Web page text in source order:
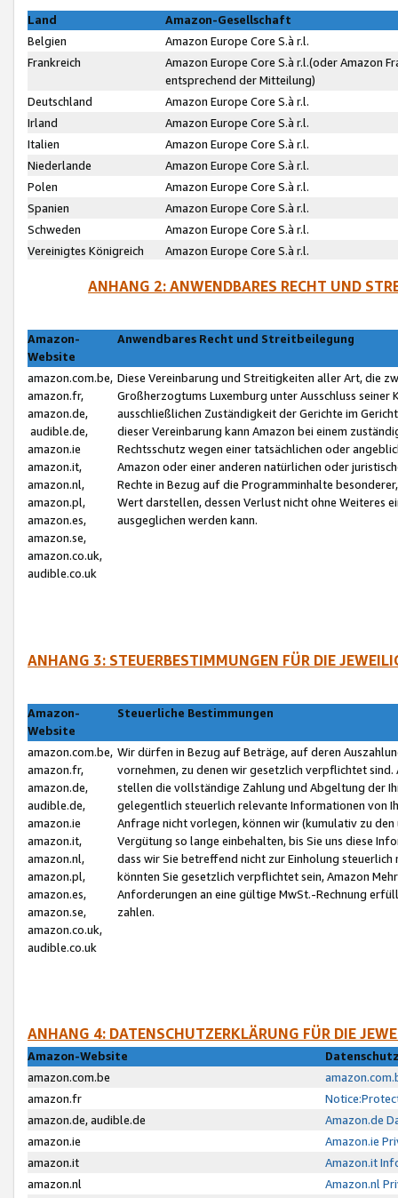
Land
Amazon-Gesellschaft
Belgien
Amazon Europe Core S.à r.l.
Frankreich
Amazon Europe Core S.à r.l.(oder Amazon
entsprechend der Mitteilung)
Deutschland
Amazon Europe Core S.à r.l.
Irland
Amazon Europe Core S.à r.l.
Italien
Amazon Europe Core S.à r.l.
Niederlande
Amazon Europe Core S.à r.l.
Polen
Amazon Europe Core S.à r.l.
Spanien
Amazon Europe Core S.à r.l.
Schweden
Amazon Europe Core S.à r.l.
Vereinigtes Königreich
Amazon Europe Core S.à r.l.
ANHANG 2: ANWENDBARES RECHT UND
Amazon-
Website
Anwendbares Recht und Streitbeilegung
amazon.com.be,
amazon.fr,
amazon.de,
audible.de,
amazon.ie
amazon.it,
amazon.nl,
amazon.pl,
amazon.es,
amazon.se,
amazon.co.uk,
audible.co.uk
Diese Vereinbarung und Streitigkeiten aller Art, die
Großherzogtums Luxemburg unter Ausschluss
ausschließlichen Zuständigkeit der Gerichte im
dieser Vereinbarung kann Amazon bei einem
Rechtsschutz wegen einer tatsächlichen oder
Amazon oder einer anderen natürlichen oder
Rechte in Bezug auf die Programminhalte
Wert darstellen, dessen Verlust nicht ohne Weiteres
ausgeglichen werden kann.
ANHANG 3: STEUERBESTIMMUNGEN FÜR DIE
Amazon-
Website
Steuerliche Bestimmungen
amazon.com.be,
amazon.fr,
amazon.de,
audible.de,
amazon.ie
amazon.it,
amazon.nl,
amazon.pl,
amazon.es,
amazon.se,
amazon.co.uk,
audible.co.uk
Wir dürfen in Bezug auf Beträge, auf deren
vornehmen, zu denen wir gesetzlich verpflichtet
stellen die vollständige Zahlung und Abgeltung der
gelegentlich steuerlich relevante Informationen von
Anfrage nicht vorlegen, können wir (kumulativ zu
Vergütung so lange einbehalten, bis Sie uns diese
dass wir Sie betreffend nicht zur Einholung
könnten Sie gesetzlich verpflichtet sein, Amazon
Anforderungen an eine gültige MwSt.-Rechnung
zahlen.
ANHANG 4: DATENSCHUTZERKLÄRUNG FÜR DIE
Amazon-Website
amazon.com.be
amazon.fr
amazon.de, audible.de
Amazon.de
amazon.ie
Amazon.ie
amazon.it
Amazon.it
amazon.nl
Amazon.nl